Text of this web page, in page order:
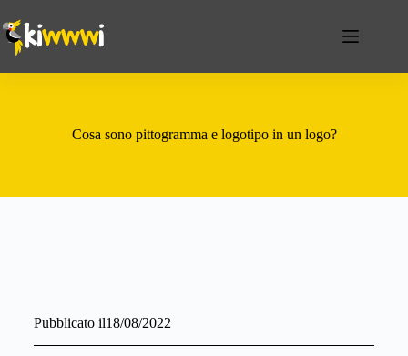
Cosa sono pittogramma e logotipo in un logo?
Pubblicato il18/08/2022